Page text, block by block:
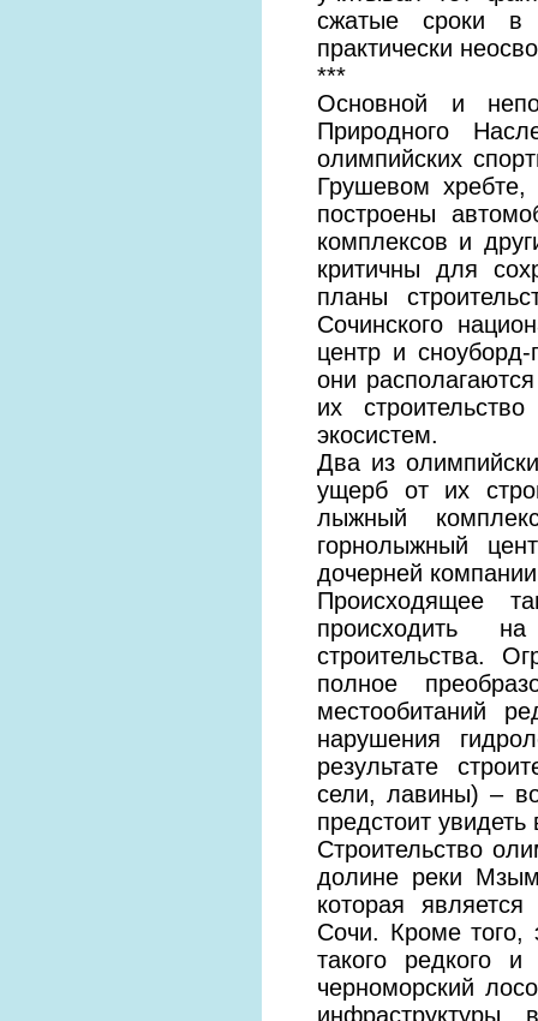
сжатые сроки в
практически
***
Основной и
Природного
олимпийских
Грушевом
построены
комплексов и
критичны для
планы
Сочинского
центр и
они
их
экосистем.
Два из
ущерб от их
лыжный
горнолыжный
дочерней
Происходящее
происходить
строительства.
полное
местообитаний
нарушения
результате
сели, лавины) –
предстоит
Строительство
долине реки
которая
Сочи. Кроме того,
такого редкого
черноморский